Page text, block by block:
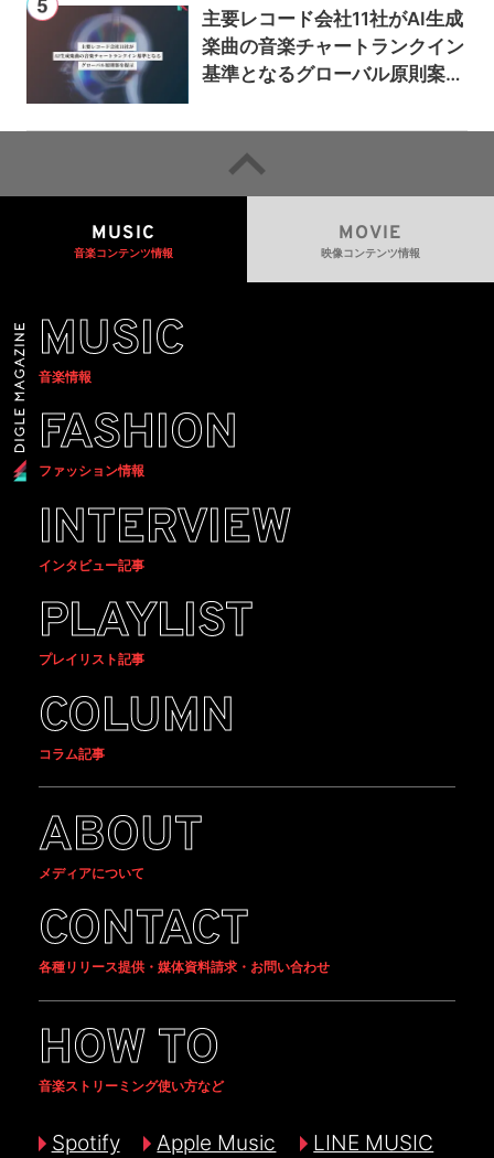
主要レコード会社11社がAI生成
楽曲の音楽チャートランクイン
基準となるグローバル原則案を
るための統一的な枠組みを提案
MUSIC
音楽コンテンツ情報
MOVIE
映像コンテンツ情報
MUSIC
音楽情報
FASHION
ファッション情報
INTERVIEW
インタビュー記事
PLAYLIST
プレイリスト記事
COLUMN
コラム記事
ABOUT
メディアについて
CONTACT
各種リリース提供・媒体資料請求・お問い合わせ
HOW TO
音楽ストリーミング使い方など
Spotify Apple Music
LINE MUSIC